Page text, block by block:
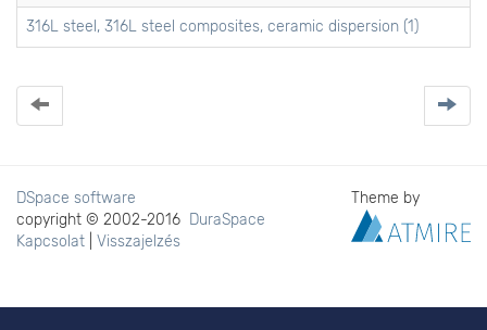
316L steel, 316L steel composites, ceramic dispersion (1)
DSpace software
copyright © 2002-2016 DuraSpace
Kapcsolat
Visszajelzés
Theme by